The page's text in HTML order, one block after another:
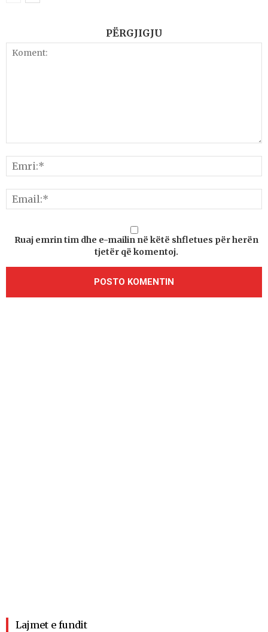
PËRGJIGJU
Ruaj emrin tim dhe e-mailin në këtë shfletues për herën
tjetër që komentoj.
Lajmet e fundit